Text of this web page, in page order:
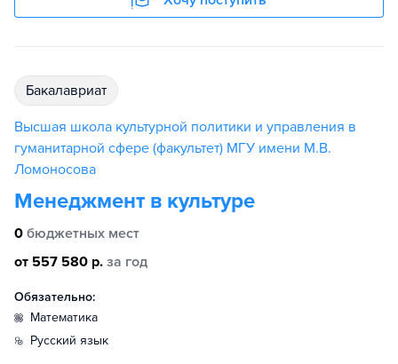
бакалавриат
Высшая школа культурной политики и управления в
гуманитарной сфере (факультет) МГУ имени М.В.
Ломоносова
Менеджмент в культуре
0 бюджетных мест
от 557 580 р. за год
Обязательно:
математика
русский язык